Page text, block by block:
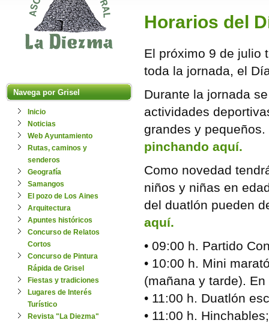
Navega por Grisel
Inicio
Noticias
Web Ayuntamiento
Rutas, caminos y
senderos
Geografía
Samangos
El pozo de Los Aines
Arquitectura
Apuntes históricos
Concurso de Relatos
Cortos
Concurso de Pintura
Rápida de Grisel
Fiestas y tradiciones
Lugares de Interés
Turístico
Revista "La Diezma"
Horarios del
El próximo 9 de julio
toda la jornada, el
Durante la jornada
actividades
grandes y
pinchando aquí.
Como novedad
niños y niñas en
del duatlón pueden
aquí.
• 09:00 h. Partido
• 10:00 h. Mini
(mañana y tarde).
• 11:00 h. Duatlón
• 11:00 h.